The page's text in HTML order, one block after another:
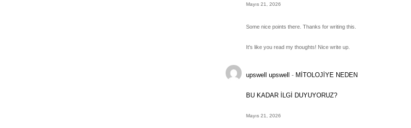
Mayıs 21, 2026
Some nice points there. Thanks for writing this.
It's like you read my thoughts! Nice write up.
upswell upswell - MİTOLOJİYE NEDEN
BU KADAR İLGİ DUYUYORUZ?
Mayıs 21, 2026